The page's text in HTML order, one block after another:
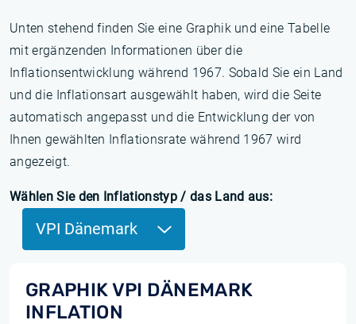
Unten stehend finden Sie eine Graphik und eine Tabelle
mit ergänzenden Informationen über die
Inflationsentwicklung während 1967. Sobald Sie ein Land
und die Inflationsart ausgewählt haben, wird die Seite
automatisch angepasst und die Entwicklung der von
Ihnen gewählten Inflationsrate während 1967 wird
angezeigt.
Wählen Sie den Inflationstyp / das Land aus:
VPI Dänemark
GRAPHIK VPI DÄNEMARK
INFLATION